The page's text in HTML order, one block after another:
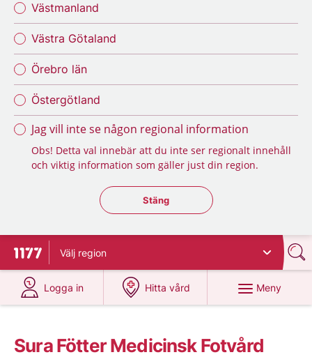
Västmanland
Västra Götaland
Örebro län
Östergötland
Jag vill inte se någon regional information
Obs! Detta val innebär att du inte ser regionalt innehåll
och viktig information som gäller just din region.
Stäng regionsväljaren
Stäng
Till startsidan för 1177
Välj region
Logga in
på 1177.se
Hitta vård
på 1177.se
Meny
Sura Fötter Medicinsk Fotvård